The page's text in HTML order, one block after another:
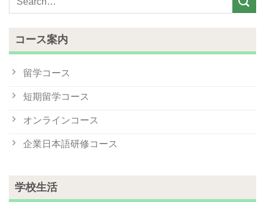
コース案内
留学コース
短期留学コース
オンラインコース
企業日本語研修コース
学校生活